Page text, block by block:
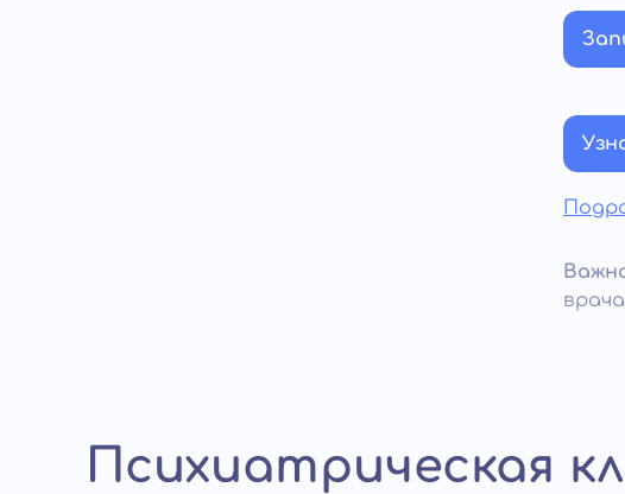
Психиатрическая